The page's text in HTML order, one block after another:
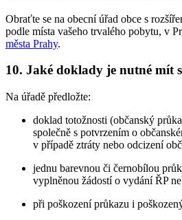
Obraťte se na obecní úřad obce s
podle místa vašeho trvalého pobytu, v
města Prahy.
10. Jaké doklady je nutné mít
Na úřadě předložte:
doklad totožnosti (občanský
společně s potvrzením o
v případě ztráty nebo odcizení
jednu barevnou či černobílou
vyplněnou žádostí o vydání ŘP
při poškození průkazu i